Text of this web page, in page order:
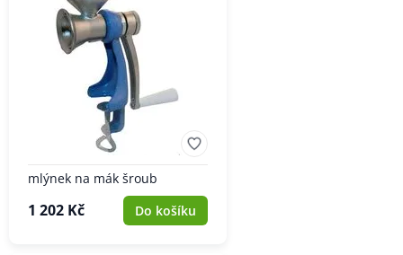
mlýnek na mák šroub
1 202 Kč Do košíku